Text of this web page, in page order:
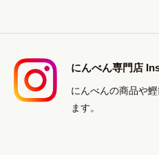
にんべん専門店
にんべんの商品や
ます。